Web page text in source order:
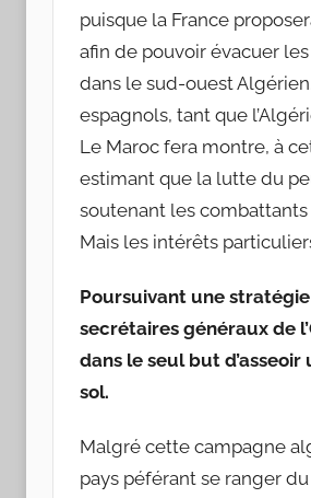
puisque la France
afin de pouvoir évacuer
dans le sud-ouest
espagnols, tant que
Le Maroc fera montre, à
estimant que la lutte du
soutenant les
Mais les intérêts
Poursuivant une
secrétaires généraux de
dans le seul but
sol.
Malgré cette campagne
pays péférant se ranger